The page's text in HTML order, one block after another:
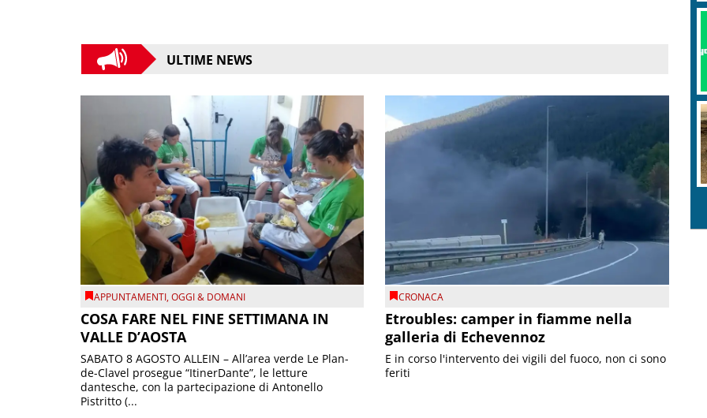
ULTIME NEWS
APPUNTAMENTI,OGGI & DOMANI
COSA FARE NEL FINE SETTIMANA IN
VALLE D’AOSTA
SABATO 8 AGOSTO ALLEIN – All’area verde Le Plan-
de-Clavel prosegue “ItinerDante”, le letture
dantesche, con la partecipazione di Antonello
Pistritto (...
CRONACA
Etroubles: camper in fiamme nella
galleria di Echevennoz
E in corso l'intervento dei vigili del fuoco, non ci sono
feriti